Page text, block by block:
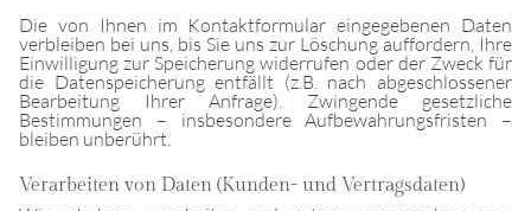
Die von Ihnen im Kontaktformular eingegebenen Daten
verbleiben bei uns, bis Sie uns zur Löschung auffordern, Ihre
Einwilligung zur Speicherung widerrufen oder der Zweck für
die Datenspeicherung entfällt (z.B. nach abgeschlossener
Bearbeitung Ihrer Anfrage). Zwingende gesetzliche
Bestimmungen – insbesondere Aufbewahrungsfristen –
bleiben unberührt.
Verarbeiten von Daten (Kunden- und Vertragsdaten)